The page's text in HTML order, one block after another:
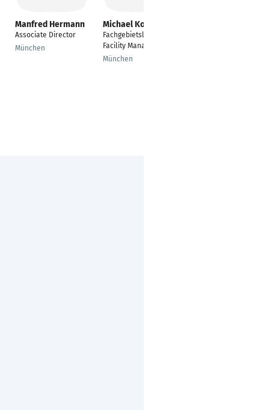
Manfred Hermann
Associate Director
München
Michael Koch
Fachgebietsleiter
Facility Management
München